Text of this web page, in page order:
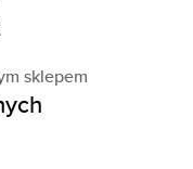
sklepem